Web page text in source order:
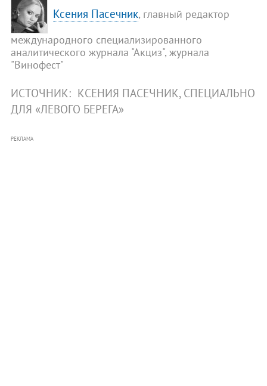
Ксения Пасечник, главный редактор
международного специализированного
аналитического журнала "Акциз", журнала
"Винофест"
ИСТОЧНИК: КСЕНИЯ ПАСЕЧНИК, СПЕЦИАЛЬНО
ДЛЯ «ЛЕВОГО БЕРЕГА»
РЕКЛАМА